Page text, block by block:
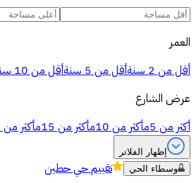
العمر
أقل من 2 سنة
أقل من 5 سنة
أقل من 10 سنة
عرض الشارع
أكثر من 5م
أكثر من 10م أكثر من 15م أكثر من 20م
إظهار الفلاتر
وسطاء الحي
تقييمحي حطين